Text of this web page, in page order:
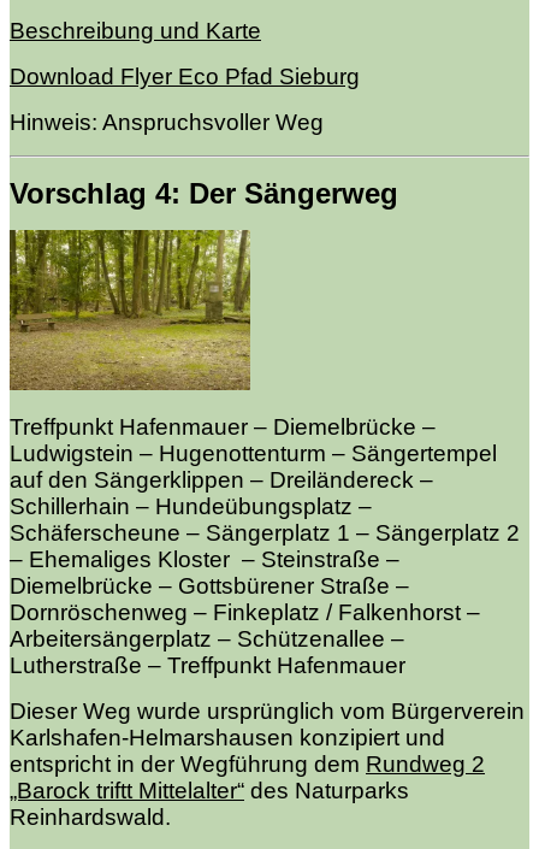
Beschreibung und Karte
Download Flyer Eco Pfad Sieburg
Hinweis: Anspruchsvoller Weg
Vorschlag 4: Der Sängerweg
Treffpunkt Hafenmauer – Diemelbrücke –
Ludwigstein – Hugenottenturm – Sängertempel
auf den Sängerklippen – Dreiländereck –
Schillerhain – Hundeübungsplatz –
Schäferscheune – Sängerplatz 1 – Sängerplatz 2
– Ehemaliges Kloster – Steinstraße –
Diemelbrücke – Gottsbürener Straße –
Dornröschenweg – Finkeplatz / Falkenhorst –
Arbeitersängerplatz – Schützenallee –
Lutherstraße – Treffpunkt Hafenmauer
Dieser Weg wurde ursprünglich vom Bürgerverein
Karlshafen-Helmarshausen konzipiert und
entspricht in der Wegführung dem Rundweg 2
„Barock triftt Mittelalter“ des Naturparks
Reinhardswald.